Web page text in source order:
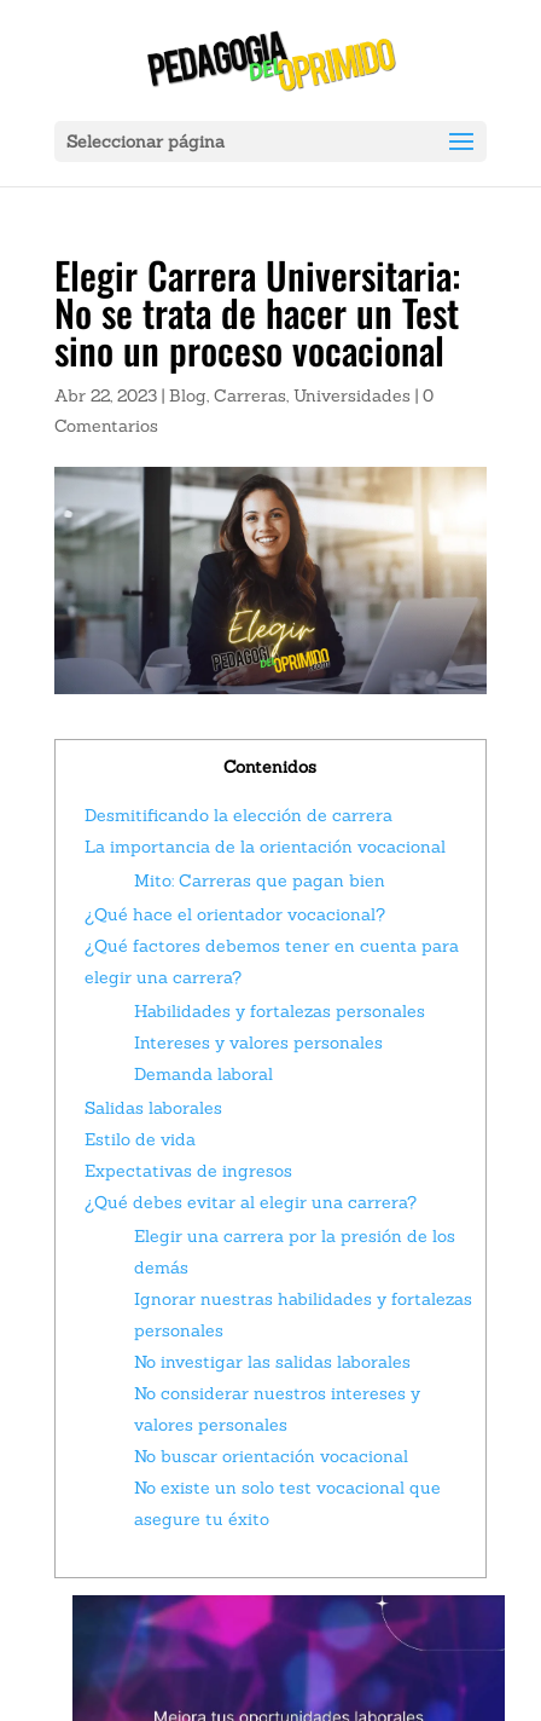
Portátil Gadnic Power Bank 20000mah 2 Usb Color Negro Carga
Seleccionar página
Elegir Carrera Universitaria:
No se trata de hacer un Test
sino un proceso vocacional
Abr 22, 2023| Blog, Carreras, Universidades | 0
Comentarios
Contenidos
Desmitificando la elección de carrera
La importancia de la orientación vocacional
Mito: Carreras que pagan bien
¿Qué hace el orientador vocacional?
¿Qué factores debemos tener en cuenta para
elegir una carrera?
Habilidades y fortalezas personales
Intereses y valores personales
Demanda laboral
Salidas laborales
Estilo de vida
Expectativas de ingresos
¿Qué debes evitar al elegir una carrera?
Elegir una carrera por la presión de los
demás
Ignorar nuestras habilidades y fortalezas
personales
No investigar las salidas laborales
No considerar nuestros intereses y
valores personales
No buscar orientación vocacional
No existe un solo test vocacional que
asegure tu éxito